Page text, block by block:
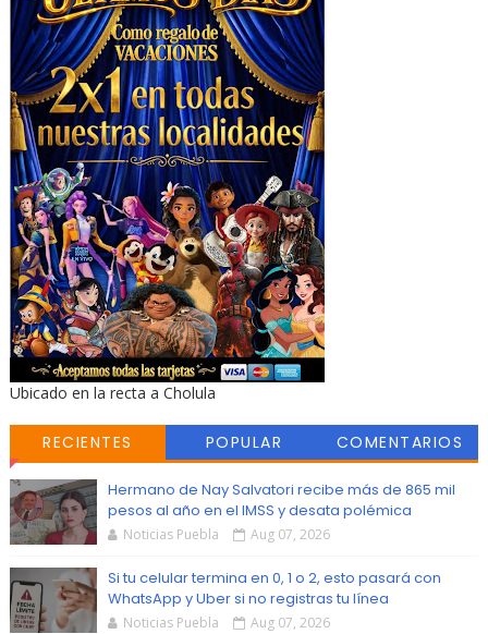
Ubicado en la recta a Cholula
RECIENTES POPULAR COMENTARIOS
Hermano de Nay Salvatori recibe más de 865 mil
pesos al año en el IMSS y desata polémica
Noticias Puebla Aug 07, 2026
Si tu celular termina en 0, 1 o 2, esto pasará con
WhatsApp y Uber si no registras tu línea
Noticias Puebla Aug 07, 2026